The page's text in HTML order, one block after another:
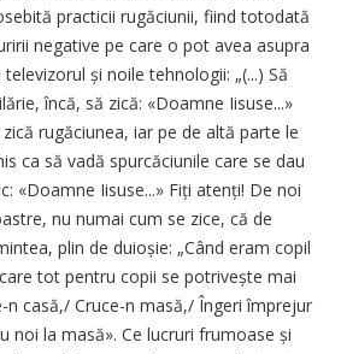
practicii rugăciunii, fiind totodată
negative pe care o pot avea asupra
și noile tehnologii: „(...) Să
încă, să zică: «Doamne Iisuse...»
rugăciunea, iar pe de altă parte le
ca să vadă spurcăciunile care se dau
«Doamne Iisuse...» Fiți atenți! De noi
nu numai cum se zice, că de
plin de duioșie: „Când eram copil
tot pentru copii se potrivește mai
n casă,/ Cruce-n masă,/ Îngeri împrejur
noi la masă». Ce lucruri frumoase și